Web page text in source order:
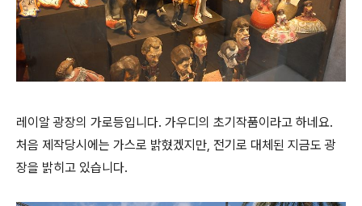
레이알 광장의 가로등입니다. 가우디의 초기작품이라고 하네요.
처음 제작당시에는 가스로 밝혔겠지만, 전기로 대체된 지금도 광
장을 밝히고 있습니다.